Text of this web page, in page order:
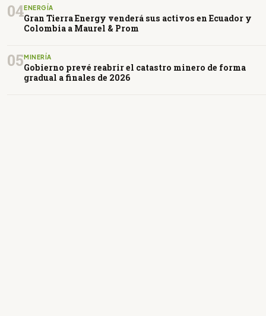
04ENERGÍA
Gran Tierra Energy venderá sus activos en Ecuador y
Colombia a Maurel & Prom
05 MINERÍA
Gobierno prevé reabrir el catastro minero de forma
gradual a finales de 2026